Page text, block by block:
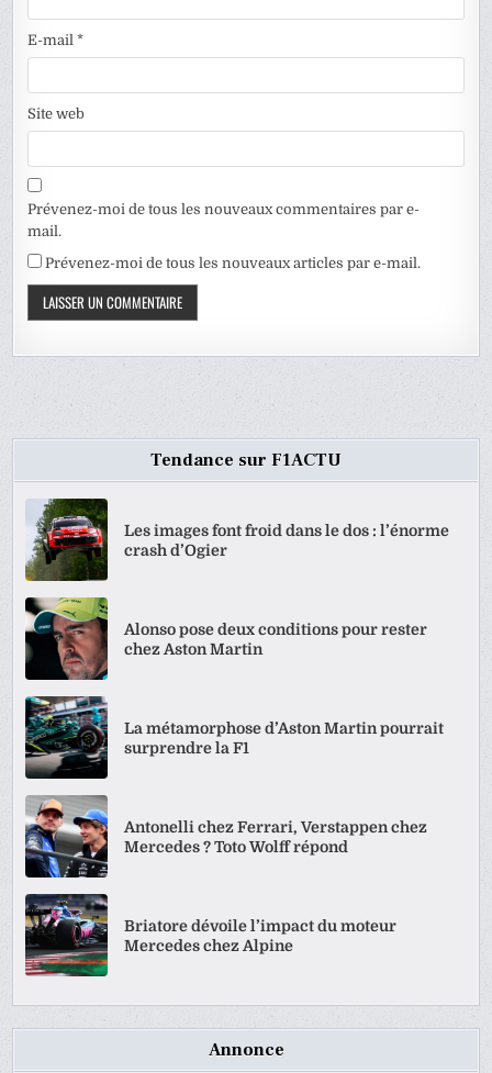
E-mail*
Site web
Prévenez-moi de tous les nouveaux commentaires par e-
mail.
Prévenez-moi de tous les nouveaux articles par e-mail.
Tendance sur F1ACTU
Les images font froid dans le dos : l’énorme
crash d’Ogier
Alonso pose deux conditions pour rester
chez Aston Martin
La métamorphose d’Aston Martin pourrait
surprendre la F1
Antonelli chez Ferrari, Verstappen chez
Mercedes ? Toto Wolff répond
Briatore dévoile l’impact du moteur
Mercedes chez Alpine
Annonce